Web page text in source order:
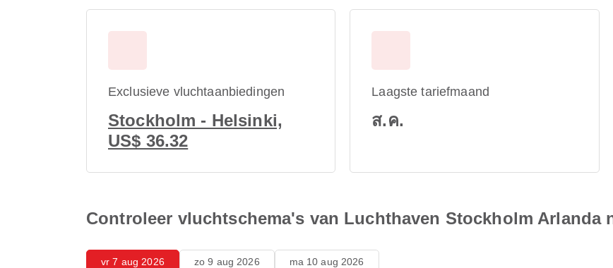
Exclusieve vluchtaanbiedingen
Stockholm - Helsinki,
US$ 36.32
Laagste tariefmaand
ส.ค.
Controleer vluchtschema's van Luchthaven Stockholm Arlanda
vr 7 aug 2026 zo 9 aug 2026 ma 10 aug 2026